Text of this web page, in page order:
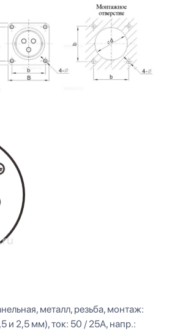
металл, резьба, монтаж:
и 2,5 мм), ток: 50 / 25А, напр.: